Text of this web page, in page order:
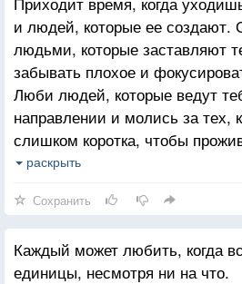
и людей, которые ее создают.
людьми, которые заставляют
забывать плохое и
Люби людей, которые ведут
направлении и молись за тех,
слишком коротка, чтобы
Падение - это часть жизни, но
раскрыть
Сохранить
Каждый может любить, когда
единицы, несмотря ни на что.